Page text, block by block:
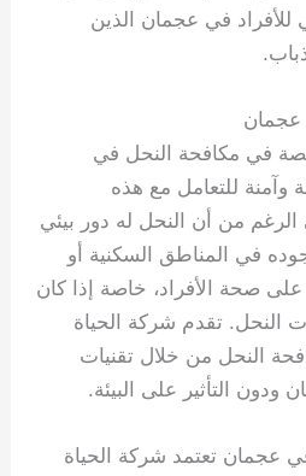
للأفراد في عجمان الذين
عجمان
في مكافحة النحل في
وآمنة للتعامل مع هذه
من أن النحل له دور بيئي
في المناطق السكنية أو
صحة الأفراد، خاصة إذا كان
النحل. تقدم شركة الحياة
النحل من خلال تقنيات
ودون التأثير على البيئة.
تعتمد شركة الحياة